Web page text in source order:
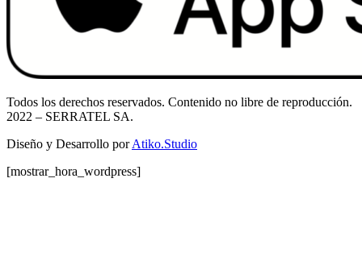
Todos los derechos reservados. Contenido no libre de reproducción.
2022 – SERRATEL SA.
Diseño y Desarrollo porAtiko.Studio
[mostrar_hora_wordpress]